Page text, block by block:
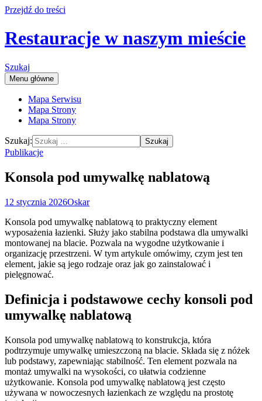
Przejdź do treści
Restauracje w naszym mieście
Szukaj
Menu główne
Mapa Serwisu
Mapa Strony
Mapa Strony
Szukaj:
Publikacje
Konsola pod umywalkę nablatową
12 stycznia 2026Oskar
Konsola pod umywalkę nablatową to praktyczny element
wyposażenia łazienki. Służy jako stabilna podstawa dla umywalki
montowanej na blacie. Pozwala na wygodne użytkowanie i
organizację przestrzeni. W tym artykule omówimy, czym jest ten
element, jakie są jego rodzaje oraz jak go zainstalować i
pielęgnować.
Definicja i podstawowe cechy konsoli pod
umywalkę nablatową
Konsola pod umywalkę nablatową to konstrukcja, która
podtrzymuje umywalkę umieszczoną na blacie. Składa się z nóżek
lub podstawy, zapewniając stabilność. Ten element pozwala na
montaż umywalki na wysokości, co ułatwia codzienne
użytkowanie. Konsola pod umywalkę nablatową jest często
używana w nowoczesnych łazienkach ze względu na prostotę